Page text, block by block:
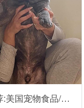
TikTok网红推荐:美国宠物食品/用品推广博主